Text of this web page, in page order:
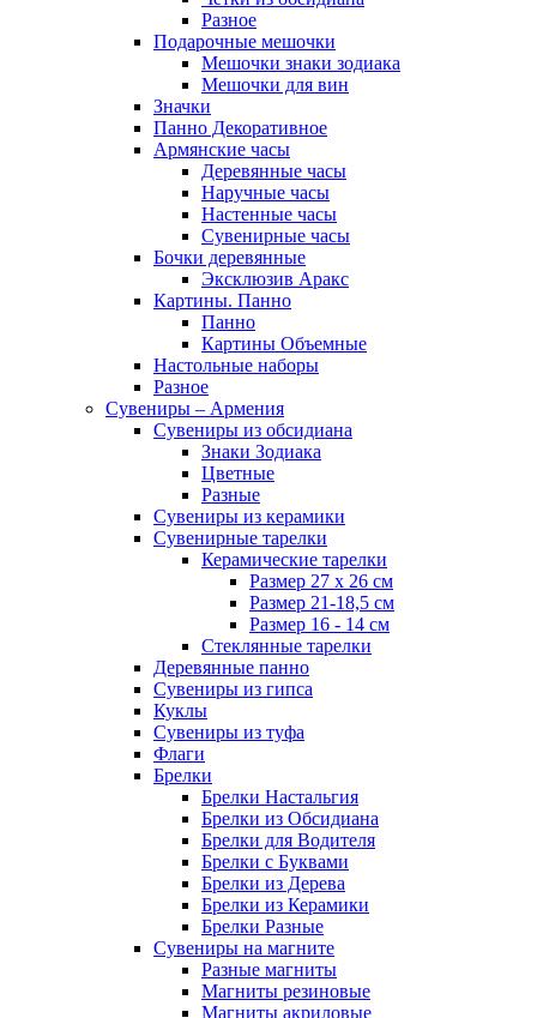
Разное
Подарочные мешочки
Мешочки знаки зодиака
Мешочки для вин
Значки
Панно Декоративное
Армянские часы
Деревянные часы
Наручные часы
Настенные часы
Сувенирные часы
Бочки деревянные
Эксклюзив Аракс
Картины. Панно
Панно
Картины Объемные
Настольные наборы
Разное
Сувениры – Армения
Сувениры из обсидиана
Знаки Зодиака
Цветные
Разные
Сувениры из керамики
Сувенирные тарелки
Керамические тарелки
Размер 27 х 26 см
Размер 21-18,5 см
Размер 16 - 14 см
Стеклянные тарелки
Деревянные панно
Сувениры из гипса
Куклы
Сувениры из туфа
Флаги
Брелки
Брелки Настальгия
Брелки из Обсидиана
Брелки для Водителя
Брелки с Буквами
Брелки из Дерева
Брелки из Керамики
Брелки Разные
Сувениры на магните
Разные магниты
Магниты резиновые
Магниты акриловые